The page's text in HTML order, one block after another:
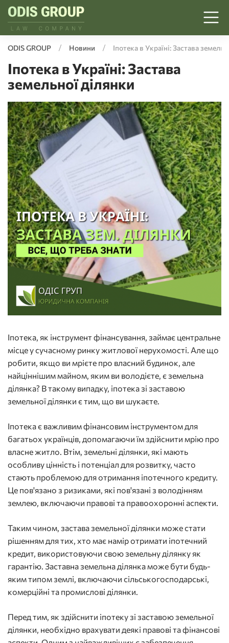
ODIS GROUP Новини Іпотека в Україні: Застава
Іпотека в Україні: Застава
земельної ділянки
Іпотека, як інструмент фінансування, займає центральне
місце у сучасному ринку житлової нерухомості. Але що
робити, якщо ви мрієте про власний будинок, але
найціннішим майном, яким ви володієте, є земельна
ділянка? В такому випадку, іпотека зі заставою
земельної ділянки є тим, що ви шукаєте.
Іпотека є важливим фінансовим інструментом для
багатьох українців, допомагаючи їм здійснити мрію про
власне житло. Втім, земельні ділянки, які мають
особливу цінність і потенціал для розвитку, часто
стають проблемою для отримання іпотечного кредиту.
Це пов'язано з ризиками, які пов'язані з володінням
землею, включаючи правові та правоохоронні аспекти.
Таким чином, застава земельної ділянки може стати
рішенням для тих, хто має намір отримати іпотечний
кредит, використовуючи свою земельну ділянку як
гарантію. Заставна земельна ділянка може бути будь-
яким типом землі, включаючи сільськогосподарські,
комерційні та промислові ділянки.
Перед тим, як здійснити іпотеку зі заставою земельної
ділянки, необхідно врахувати деякі правові та фінансові